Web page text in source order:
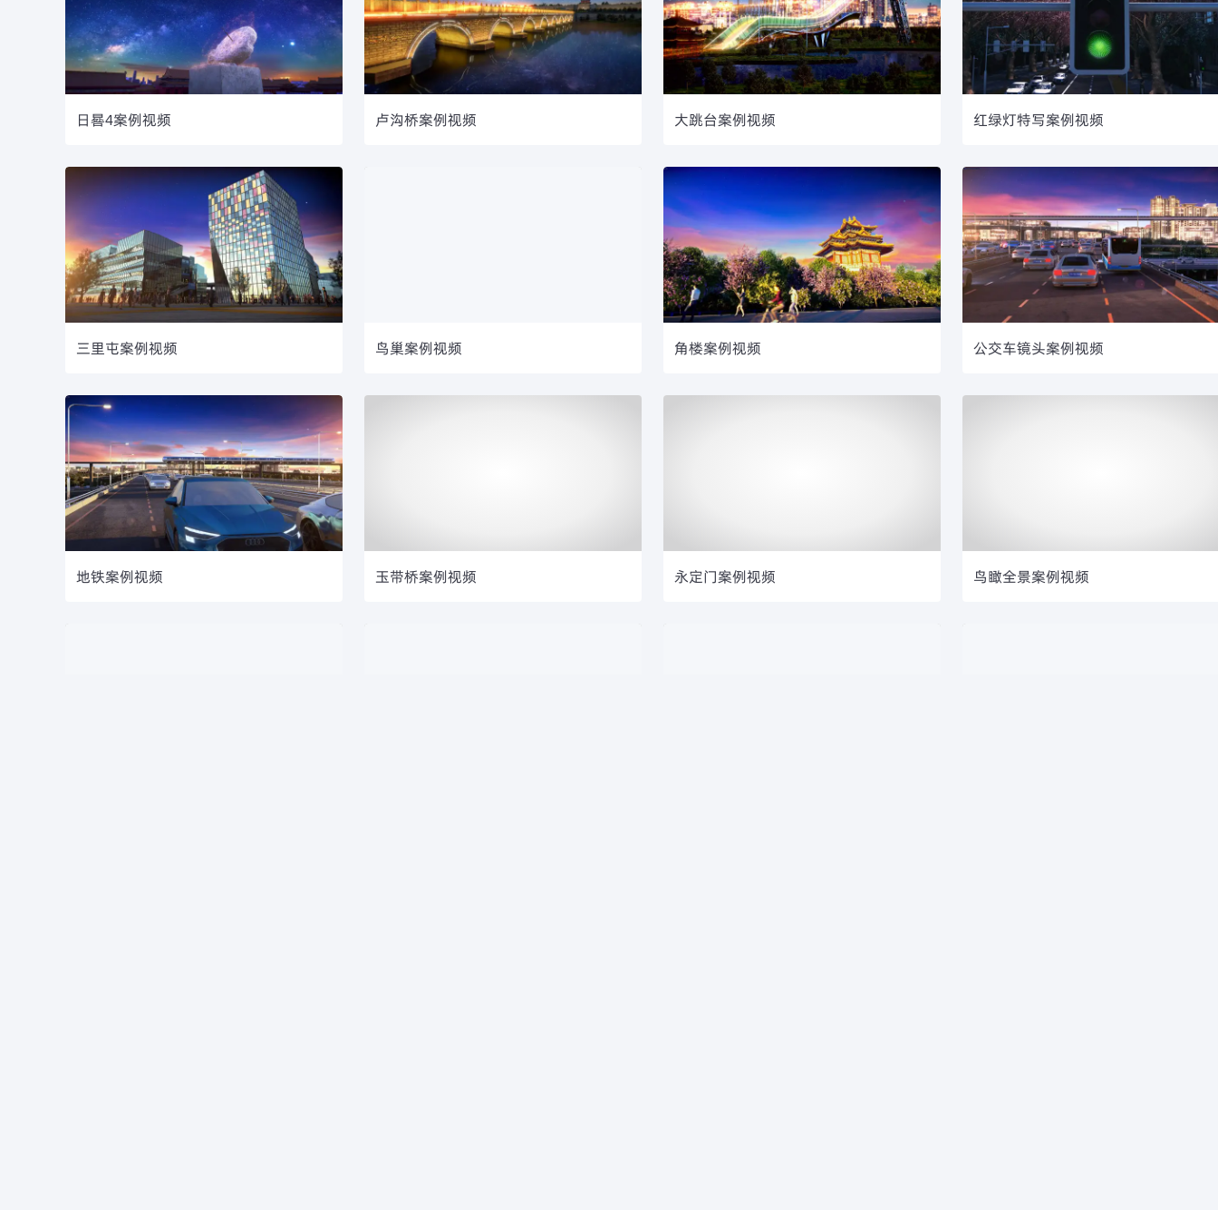
日晷4案例视频 卢沟桥案例视频 大跳台案例视频 红绿灯特写案例视频
三里屯案例视频 鸟巢案例视频 角楼案例视频 公交车镜头案例视频
地铁案例视频 玉带桥案例视频 永定门案例视频 鸟瞰全景案例视频